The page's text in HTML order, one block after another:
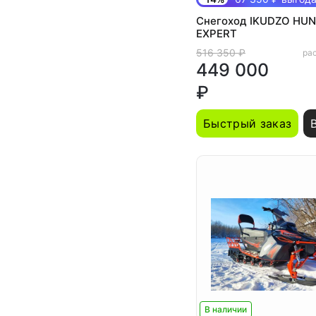
Снегоход IKUDZO
EXPERT
516 350 ₽
449 000
₽
Быстрый заказ
В наличии